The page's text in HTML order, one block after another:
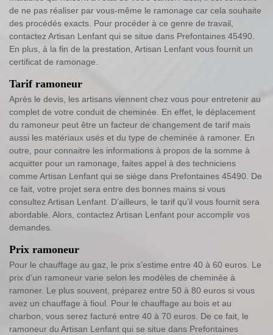
de ne pas réaliser par vous-même le ramonage car cela souhaite
des procédés exacts. Pour procéder à ce genre de travail,
contactez Artisan Lenfant qui se situe dans Prefontaines 45490.
En plus, à la fin de la prestation, Artisan Lenfant vous fournit un
certificat de ramonage.
Tarif ramoneur
Après le devis, les artisans viennent chez vous pour entretenir au
complet de votre conduit de cheminée. En effet, le déplacement
du ramoneur peut être un facteur de changement de tarif mais
aussi les matériaux usés et du type de cheminée à ramoner. En
outre, pour connaitre les informations à propos de la somme à
acquitter pour un ramonage, faites appel à des techniciens
comme Artisan Lenfant qui se siège dans Prefontaines 45490. De
ce fait, votre projet sera entre des bonnes mains si vous
consultez Artisan Lenfant. D’ailleurs, le tarif qu’il vous fournit sera
abordable. Alors, contactez Artisan Lenfant pour accomplir vos
demandes.
Prix ramoneur
Pour le chauffage au gaz, le prix s’estime entre 40 à 60 euros. Le
prix d’un ramoneur varie selon les modèles de cheminée à
ramoner. Le plus souvent, préparez entre 50 à 80 euros si vous
avez un chauffage à fioul. Pour le chauffage au bois et au
charbon, vous serez facturé entre 40 à 70 euros. De ce fait, le
ramoneur du Artisan Lenfant qui se situe dans Prefontaines